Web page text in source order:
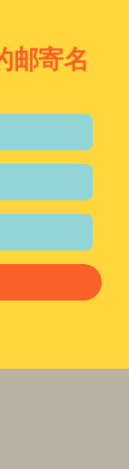
邮寄名